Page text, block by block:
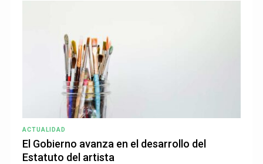
ACTUALIDAD
El Gobierno avanza en el desarrollo del
Estatuto del artista